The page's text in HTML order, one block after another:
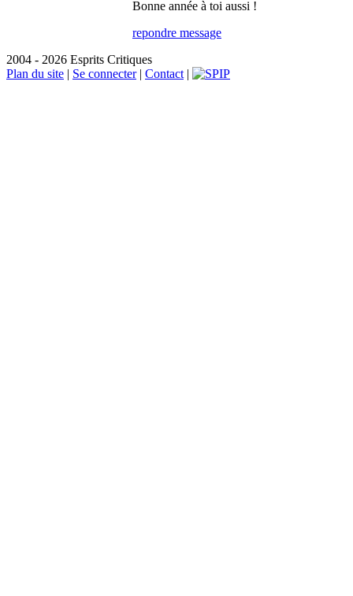
Bonne année à toi aussi !
repondre message
2004 - 2026 Esprits Critiques
Plan du site | Se connecter| Contact |